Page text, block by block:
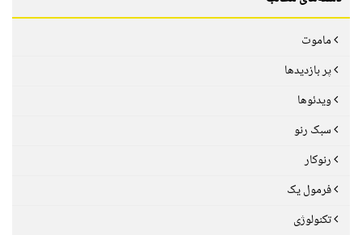
ماموت
پر بازدیدها
ویدئوها
سبک رنو
رنوکار
فرمول یک
تکنولوژی